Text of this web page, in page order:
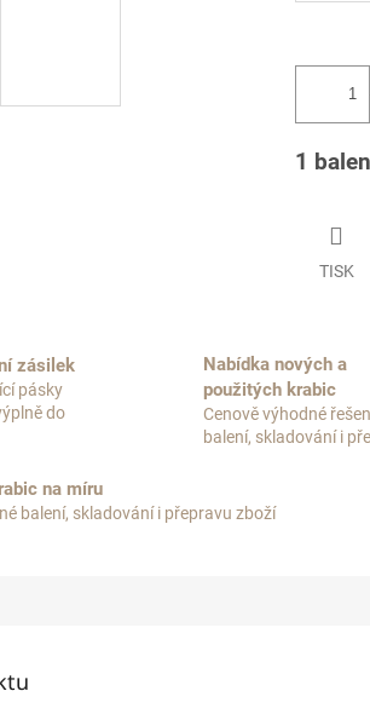
1
TISK
zásilek
pásky
do
Nabídka nových a
použitých krabic
Cenově výhodné
balení, skladování i
na míru
balení, skladování i přepravu zboží